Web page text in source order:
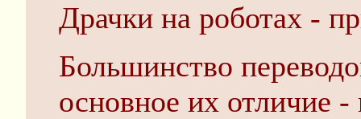
Драчки на роботах -
Большинство
основное их отличие